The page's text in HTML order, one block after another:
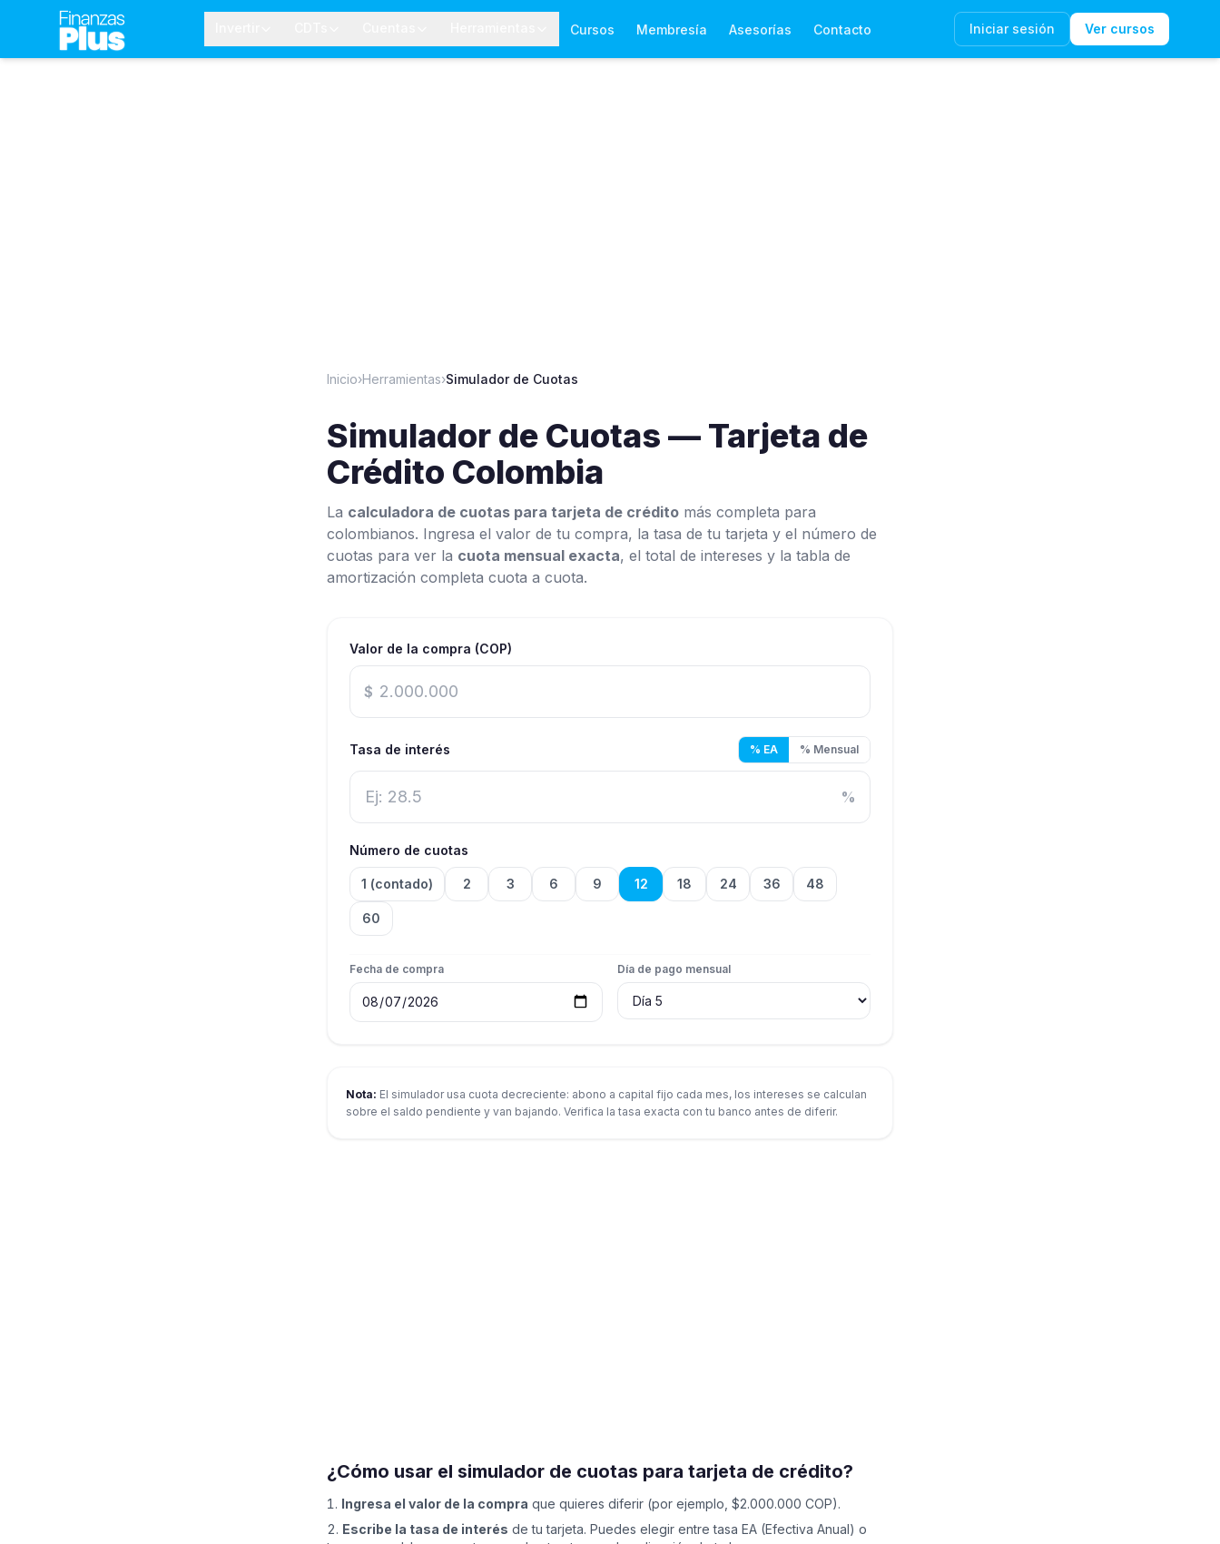
Cursos Membresía Asesorías Contacto Iniciar sesión Ver cursos
Inicio›Herramientas›Simulador de Cuotas
Simulador de Cuotas — Tarjeta de
Crédito Colombia
La calculadora de cuotas para tarjeta de crédito más completa para
colombianos. Ingresa el valor de tu compra, la tasa de tu tarjeta y el número de
cuotas para ver la cuota mensual exacta, el total de intereses y la tabla de
amortización completa cuota a cuota.
Valor de la compra (COP)
$
Tasa de interés % EA % Mensual
%
Número de cuotas
1 (contado) 2 3 6 9 12 18 24 36 48
60
Fecha de compra Día de pago mensual
Nota: El simulador usa cuota decreciente: abono a capital fijo cada mes, los intereses se calculan
sobre el saldo pendiente y van bajando. Verifica la tasa exacta con tu banco antes de diferir.
¿Cómo usar el simulador de cuotas para tarjeta de crédito?
Ingresa el valor de la compra que quieres diferir (por ejemplo, $2.000.000 COP).
Escribe la tasa de interés de tu tarjeta. Puedes elegir entre tasa EA (Efectiva Anual) o